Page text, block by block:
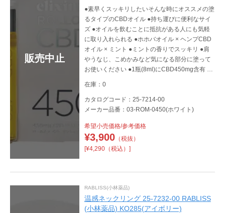
販売中止
●素早くスッキリしたいそんな時にオススメの塗
るタイプのCBDオイル ●持ち運びに便利なサイ
ズ ●オイルを飲むことに抵抗がある人にも気軽
に取り入れられる ●ホホバオイル × ヘンプCBD
オイル × ミント ●ミントの香りでスッキリ ●肩
やうなじ、こめかみなど気になる部分に塗って
お使いください ●1瓶(8ml)にCBD450mg含有 ●
在庫：0
カタログコード：25-7214-00
メーカー品番：03-ROM-0450(ホワイト)
希望小売価格/参考価格
¥3,900（税抜）
[¥4,290（税込）]
RABLISS(小林薬品)
温感ネックリング 25-7232-00 RABLISS
(小林薬品) KO285(アイボリー)